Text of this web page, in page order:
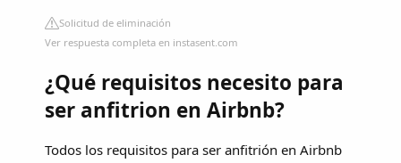
Solicitud de eliminación
Ver respuesta completa en instasent.com
¿Qué requisitos necesito para
ser anfitrion en Airbnb?
Todos los requisitos para ser anfitrión en Airbnb